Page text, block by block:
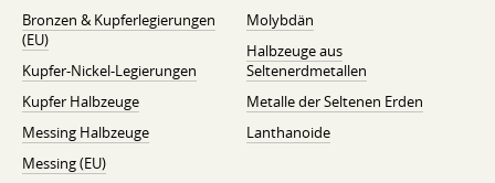
Bronzen & Kupferlegierungen
(EU)
Kupfer-Nickel-Legierungen
Kupfer Halbzeuge
Messing Halbzeuge
Messing (EU)
Molybdän
Halbzeuge aus
Seltenerdmetallen
Metalle der Seltenen Erden
Lanthanoide